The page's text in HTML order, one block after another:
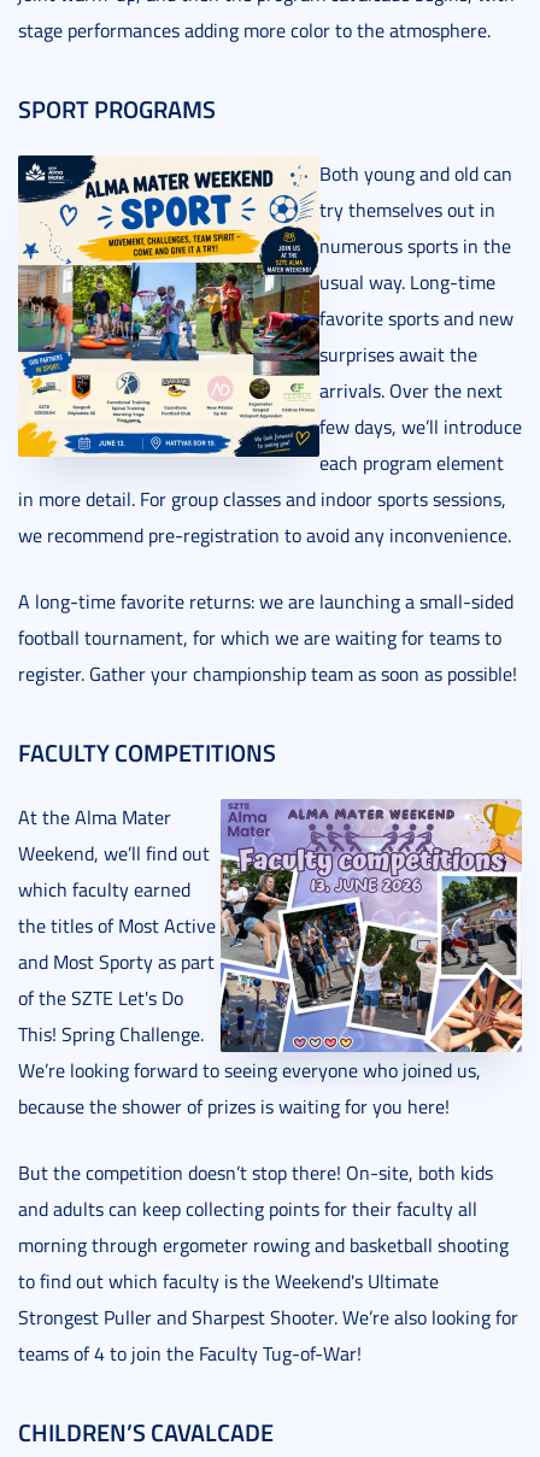
stage performances adding more color to the atmosphere.
SPORT PROGRAMS
Both young and old can
try themselves out in
numerous sports in the
usual way. Long-time
favorite sports and new
surprises await the
arrivals. Over the next
few days, we’ll introduce
each program element
in more detail. For group classes and indoor sports sessions,
we recommend pre-registration to avoid any inconvenience.
A long-time favorite returns: we are launching a small-sided
football tournament, for which we are waiting for teams to
register. Gather your championship team as soon as possible!
FACULTY COMPETITIONS
At the Alma Mater
Weekend, we’ll find out
which faculty earned
the titles of Most Active
and Most Sporty as part
of the SZTE Let's Do
This! Spring Challenge.
We’re looking forward to seeing everyone who joined us,
because the shower of prizes is waiting for you here!
But the competition doesn’t stop there! On-site, both kids
and adults can keep collecting points for their faculty all
morning through ergometer rowing and basketball shooting
to find out which faculty is the Weekend's Ultimate
Strongest Puller and Sharpest Shooter. We’re also looking for
teams of 4 to join the Faculty Tug-of-War!
CHILDREN’S CAVALCADE